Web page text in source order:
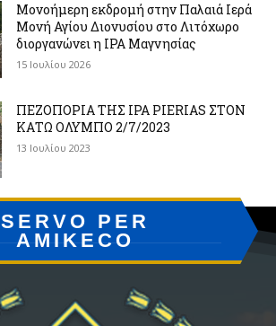
Μονοήμερη εκδρομή στην Παλαιά Ιερά
Μονή Αγίου Διονυσίου στο Λιτόχωρο
διοργανώνει η IPA Μαγνησίας
15 Ιουλίου 2026
ΠΕΖΟΠΟΡΙΑ ΤΗΣ IPA PIERIAS ΣΤΟΝ
ΚΑΤΩ ΟΛΥΜΠΟ 2/7/2023
13 Ιουλίου 2023
SERVO PER
AMIKECO